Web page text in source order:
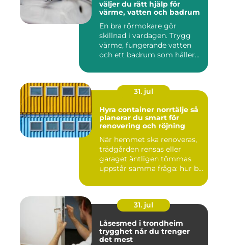
väljer du rätt hjälp för
värme, vatten och badrum
En bra rörmokare gör
skillnad i vardagen. Trygg
värme, fungerande vatten
och ett badrum som håller
31. jul
Hyra container norrtälje så
planerar du smart för
renovering och röjning
När hemmet ska renoveras,
trädgården rensas eller
garaget äntligen tömmas
uppstår samma fråga: hur b...
31. jul
Låsesmed i trondheim
trygghet når du trenger
det mest